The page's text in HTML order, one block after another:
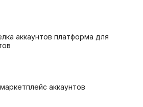
аккаунтов платформа для
маркетплейс аккаунтов